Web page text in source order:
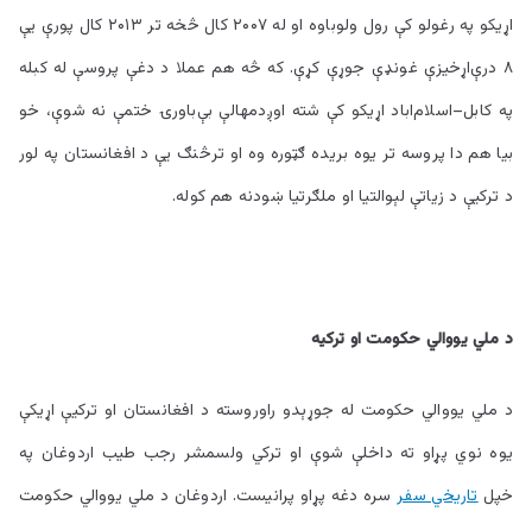
اړيکو په رغولو کې رول ولوباوه او له ۲۰۰۷ کال څخه تر ۲۰۱۳ کال پورې يې
۸ درې‌اړخيزې غونډې جوړې کړې. که څه هم عملا د دغې پروسې له کبله
په کابل–اسلام‌اباد اړيکو کې شته اوږدمهالې بې‌باورۍ ختمې نه شوې، خو
بيا هم دا پروسه تر يوه بريده ګټوره وه او ترڅنګ يې د افغانستان په لور
د ترکيې د زياتې لېوالتيا او ملګرتيا ښودنه هم کوله.
د ملي يووالي حکومت او ترکيه
د ملي يووالي حکومت له جوړېدو راوروسته د افغانستان او ترکيې اړيکې
يوه نوي پړاو ته داخلې شوې او ترکي ولسمشر رجب طيب اردوغان په
خپلتاریخي سفرسره دغه پړاو پرانيست. اردوغان د ملي يووالي حکومت